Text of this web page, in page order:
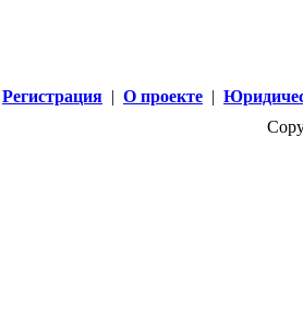
Регистрация | О проекте |